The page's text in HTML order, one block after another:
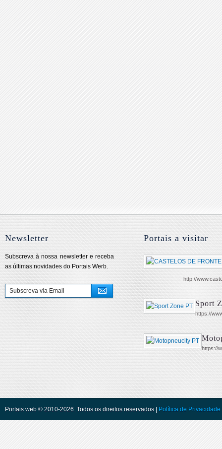
Newsletter
Subscreva à nossa newsletter e receba
as últimas novidades do Portais Werb.
Portais a visitar
http://
Sport
https://
https://
Portais web © 2010-2026. Todos os direitos reservados | Política de Privacidade